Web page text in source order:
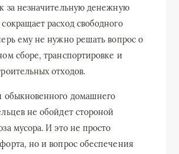
за незначительную денежную
расход свободного
ему не нужно решать вопрос о
сборе, транспортировке и
отходов.
обыкновенного домашнего
не обойдет стороной
мусора. И это не просто
но и вопрос обеспечения